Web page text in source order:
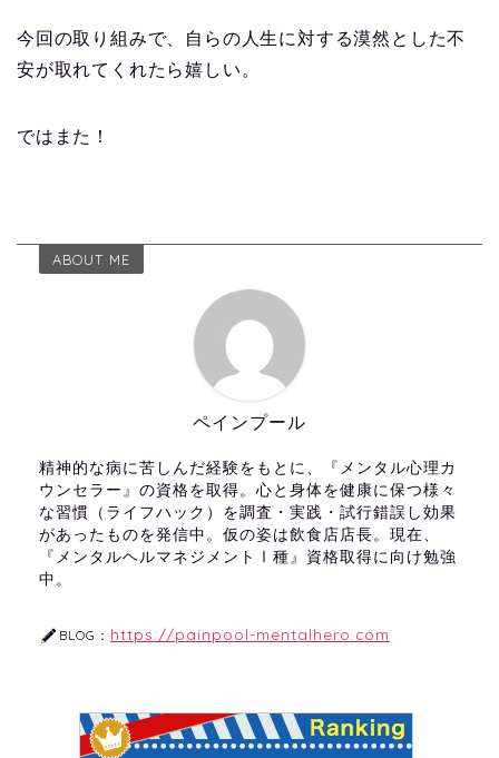
今回の取り組みで、自らの人生に対する漠然とした不
安が取れてくれたら嬉しい。
ではまた！
ABOUT ME
ペインプール
精神的な病に苦しんだ経験をもとに、『メンタル心理カ
ウンセラー』の資格を取得。心と身体を健康に保つ様々
な習慣（ライフハック）を調査・実践・試行錯誤し効果
があったものを発信中。仮の姿は飲食店店長。現在、
『メンタルヘルマネジメントⅠ種』資格取得に向け勉強
中。
BLOG： https://painpool-mentalhero.com